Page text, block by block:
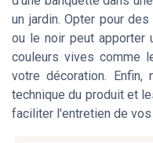
un jardin. Opter pour
ou le noir peut apporter
couleurs vives comme
votre décoration.
technique du produit et
faciliter l'entretien de